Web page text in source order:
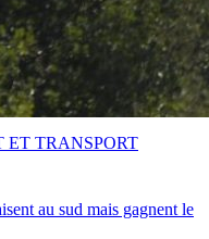
au sud mais gagnent le
ET TRANSPORT